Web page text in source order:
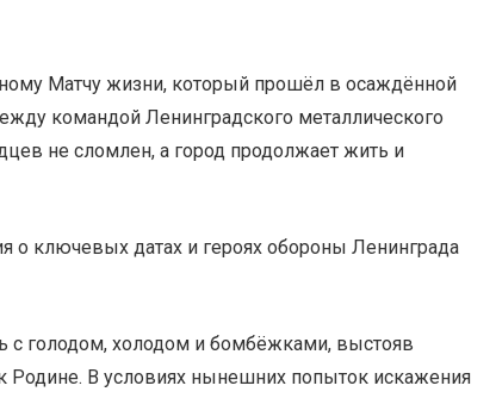
Матчу жизни, который прошёл в осаждённой
командой Ленинградского металлического
не сломлен, а город продолжает жить и
о ключевых датах и героях обороны Ленинграда
с голодом, холодом и бомбёжками, выстояв
В условиях нынешних попыток искажения